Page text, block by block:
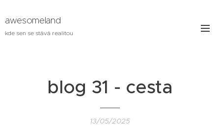
awesomeland
kde sen se stává realitou
blog 31 - cesta
13/05/2025